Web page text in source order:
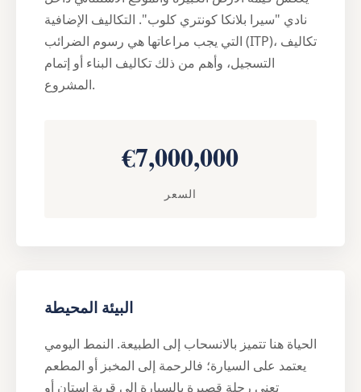
نادي "سيرا بلانكا كونتري كلوب". التكاليف الإضافية
التي يجب مراعاتها هي رسوم الضرائب (ITP)، تكاليف
التسجيل، وأهم من ذلك تكاليف البناء أو إتمام
المشروع.
€7,000,000
السعر
البيئة المحيطة
الحياة هنا تتميز بالانسحاب إلى الطبيعة. النمط اليومي
يعتمد على السيارة؛ فالرحمة إلى المخبز أو المطعم
تعني رحلة قصيرة بالسيارة إلى قرية إستان أو